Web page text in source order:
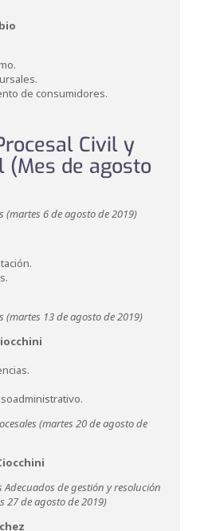
de consumidores.
Civil y
(Mes de agosto
(martes 6 de agosto de 2019)
(martes 13 de agosto de 2019)
(martes 20 de agosto de
Adecuados de gestión y resolución
27 de agosto de 2019)